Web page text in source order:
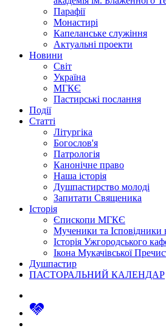
Парафії
Монастирі
Капеланське служіння
Актуальні проекти
Новини
Світ
Україна
МГКЄ
Пастирські послання
Події
Статті
Літургіка
Богослов'я
Патрологія
Канонічне право
Наша історія
Душпастирство молоді
Запитати Священика
Історія
Єпископи МГКЄ
Мученики та Ісповідники
Історія Ужгородського
Ікона Мукачівської
Душпастир
ПАСТОРАЛЬНИЙ КАЛЕНДАР